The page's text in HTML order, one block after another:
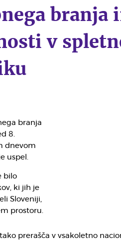
branja
v
branja
8.
dnevom
uspel.
bilo
ki jih je
Sloveniji,
prostoru.
prerašča v vsakoletno